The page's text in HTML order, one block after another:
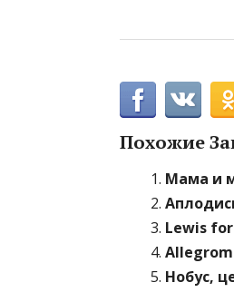
Похожие
Мама и
Lewis
Нобус,